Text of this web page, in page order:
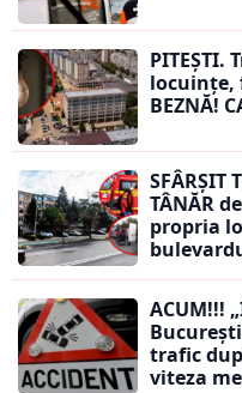
PITEȘTI.
BEZNĂ!
SFÂRȘIT
TÂNĂR
propria
ACUM!!!
trafic
viteza